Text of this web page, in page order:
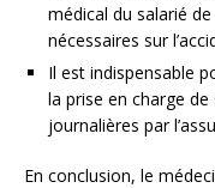
médical du salarié
nécessaires sur
Il est indispensable
la prise en charge
journalières par
En conclusion, le